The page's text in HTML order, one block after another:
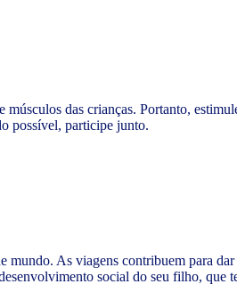
das crianças. Portanto,
possível, participe junto.
mundo. As viagens contribuem para
social do seu filho, que